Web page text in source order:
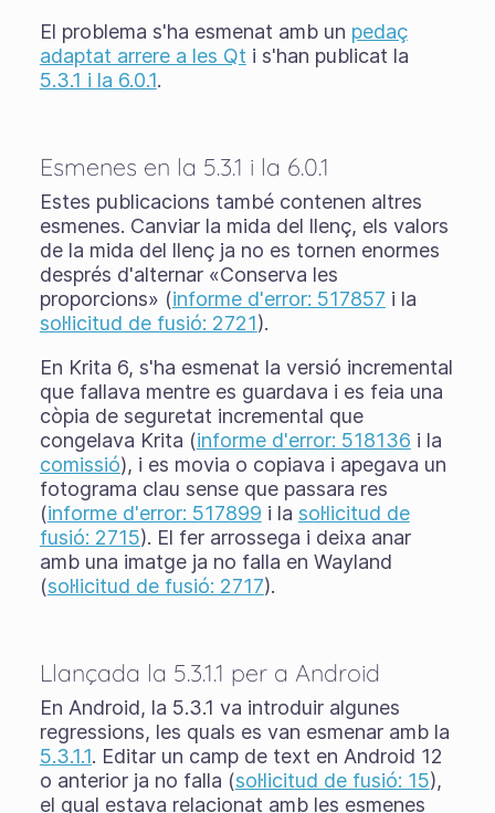
El problema s'ha esmenat amb un pedaç
adaptat arrere a les Qt i s'han publicat la
5.3.1 i la 6.0.1.
Esmenes en la 5.3.1 i la 6.0.1
Estes publicacions també contenen altres
esmenes. Canviar la mida del llenç, els valors
de la mida del llenç ja no es tornen enormes
després d'alternar «Conserva les
proporcions» (informe d'error: 517857 i la
sol·licitud de fusió: 2721).
En Krita 6, s'ha esmenat la versió incremental
que fallava mentre es guardava i es feia una
còpia de seguretat incremental que
congelava Krita (informe d'error: 518136 i la
comissió), i es movia o copiava i apegava un
fotograma clau sense que passara res
(informe d'error: 517899 i la sol·licitud de
fusió: 2715). El fer arrossega i deixa anar
amb una imatge ja no falla en Wayland
(sol·licitud de fusió: 2717).
Llançada la 5.3.1.1 per a Android
En Android, la 5.3.1 va introduir algunes
regressions, les quals es van esmenar amb la
5.3.1.1. Editar un camp de text en Android 12
o anterior ja no falla (sol·licitud de fusió: 15),
el qual estava relacionat amb les esmenes